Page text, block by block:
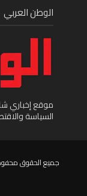
الوطن العربي
موقع إخباري
السياسة
جميع الحقوق